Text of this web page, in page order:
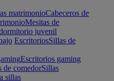
matrimonioCabeceros de
Mesitas de
juvenil
EscritoriosSillas de
Escritorios gaming
de comedorSillas
sillas